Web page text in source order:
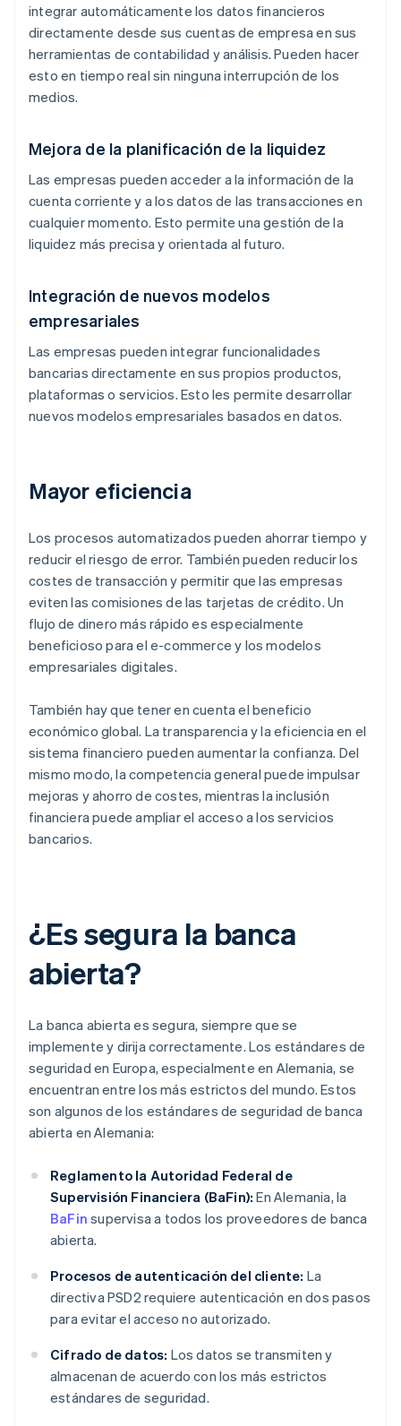
integrar automáticamente los datos financieros
directamente desde sus cuentas de empresa en sus
herramientas de contabilidad y análisis. Pueden hacer
esto en tiempo real sin ninguna interrupción de los
medios.
Mejora de la planificación de la liquidez
Las empresas pueden acceder a la información de la
cuenta corriente y a los datos de las transacciones en
cualquier momento. Esto permite una gestión de la
liquidez más precisa y orientada al futuro.
Integración de nuevos modelos
empresariales
Las empresas pueden integrar funcionalidades
bancarias directamente en sus propios productos,
plataformas o servicios. Esto les permite desarrollar
nuevos modelos empresariales basados en datos.
Mayor eficiencia
Los procesos automatizados pueden ahorrar tiempo y
reducir el riesgo de error. También pueden reducir los
costes de transacción y permitir que las empresas
eviten las comisiones de las tarjetas de crédito. Un
flujo de dinero más rápido es especialmente
beneficioso para el e-commerce y los modelos
empresariales digitales.
También hay que tener en cuenta el beneficio
económico global. La transparencia y la eficiencia en el
sistema financiero pueden aumentar la confianza. Del
mismo modo, la competencia general puede impulsar
mejoras y ahorro de costes, mientras la inclusión
financiera puede ampliar el acceso a los servicios
bancarios.
¿Es segura la banca
abierta?
La banca abierta es segura, siempre que se
implemente y dirija correctamente. Los estándares de
seguridad en Europa, especialmente en Alemania, se
encuentran entre los más estrictos del mundo. Estos
son algunos de los estándares de seguridad de banca
abierta en Alemania:
Reglamento la Autoridad Federal de
Supervisión Financiera (BaFin): En Alemania, la
BaFin supervisa a todos los proveedores de banca
abierta.
Procesos de autenticación del cliente: La
directiva PSD2 requiere autenticación en dos pasos
para evitar el acceso no autorizado.
Cifrado de datos: Los datos se transmiten y
almacenan de acuerdo con los más estrictos
estándares de seguridad.